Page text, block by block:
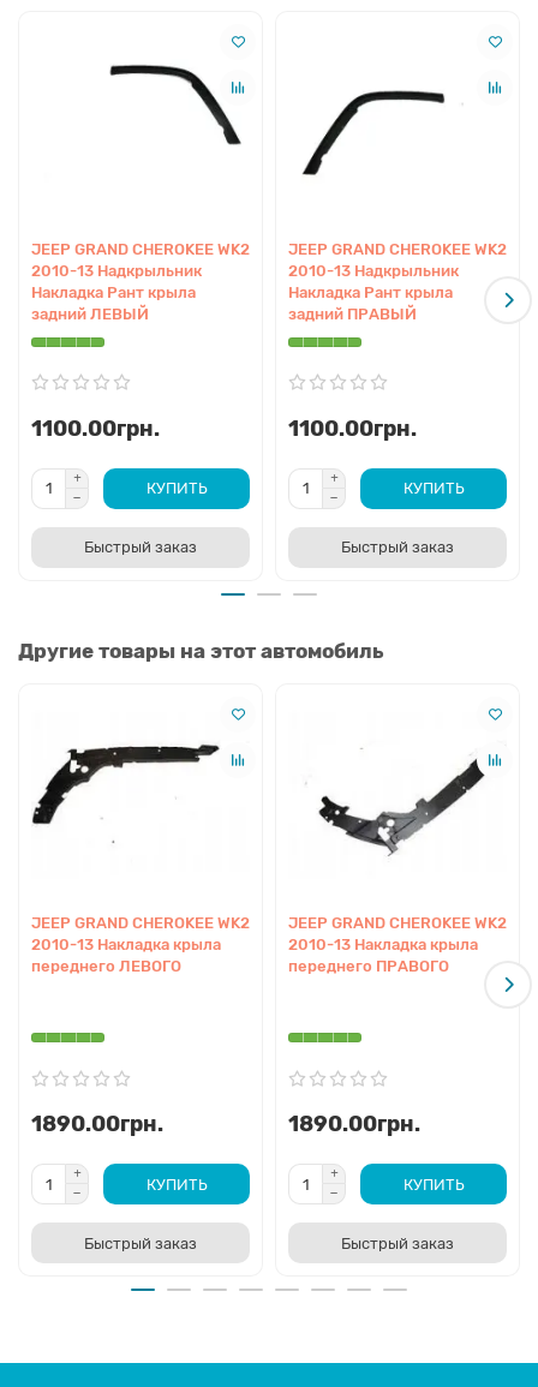
JEEP GRAND CHEROKEE WK2
2010-13 Надкрыльник
Накладка Рант крыла
задний ЛЕВЫЙ
1100.00грн.
КУПИТЬ
Быстрый заказ
JEEP GRAND CHEROKEE WK2
2010-13 Надкрыльник
Накладка Рант крыла
задний ПРАВЫЙ
1100.00грн.
КУПИТЬ
Быстрый заказ
Другие товары на этот автомобиль
JEEP GRAND CHEROKEE WK2
2010-13 Накладка крыла
переднего ЛЕВОГО
1890.00грн.
КУПИТЬ
Быстрый заказ
JEEP GRAND CHEROKEE WK2
2010-13 Накладка крыла
переднего ПРАВОГО
1890.00грн.
КУПИТЬ
Быстрый заказ